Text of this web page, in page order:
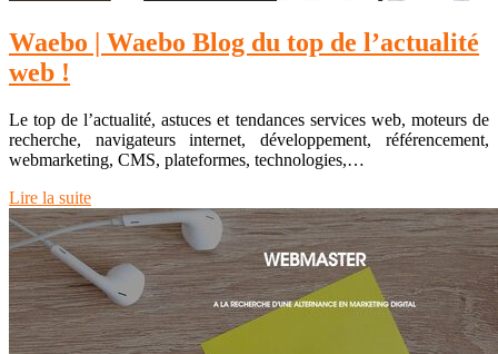
Waebo | Waebo Blog du top de l’actualité
web !
Le top de l’actualité, astuces et tendances services web, moteurs de
recherche, navigateurs internet, développement, référencement,
webmarketing, CMS, plateformes, technologies,…
Lire la suite